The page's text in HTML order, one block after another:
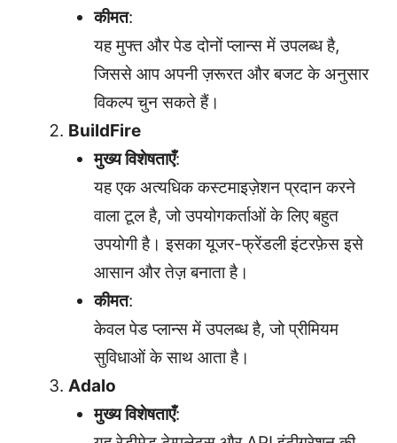
कीमत:
यह मुफ्त और पेड दोनों प्लान्स में उपलब्ध है,
जिससे आप अपनी ज़रूरत और बजट के अनुसार
विकल्प चुन सकते हैं।
BuildFire
मुख्य विशेषताएँ:
यह एक अत्यधिक कस्टमाइज़ेशन प्रदान करने
वाला टूल है, जो उपयोगकर्ताओं के लिए बहुत
उपयोगी है। इसका यूजर-फ्रेंडली इंटरफ़ेस इसे
आसान और तेज़ बनाता है।
कीमत:
केवल पेड प्लान्स में उपलब्ध है, जो प्रीमियम
सुविधाओं के साथ आता है।
Adalo
मुख्य विशेषताएँ: